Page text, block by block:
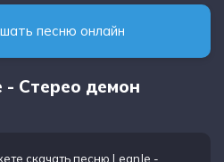
песню онлайн
- Стерео демон
скачать песню LeanJe -